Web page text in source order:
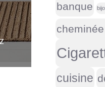
banque
cuisine